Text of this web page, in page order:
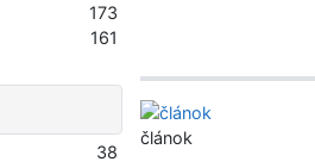
článok
173
161
38